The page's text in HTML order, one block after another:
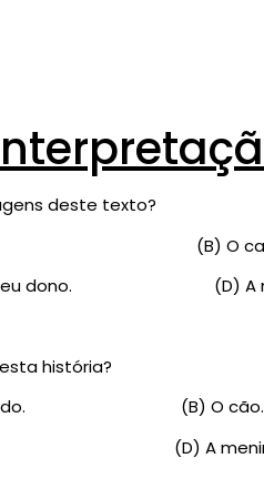
deste texto?
(B) O cachorro
e seu dono. (D) A
história?
(B) O cão.
cão. (D) A